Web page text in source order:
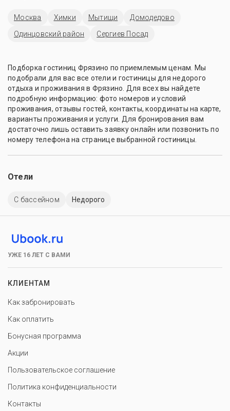
Москва Химки Мытищи
Домодедово
Одинцовский район
Сергиев Посад
Подборка гостиниц Фрязино по приемлемым ценам. Мы
подобрали для вас все отели и гостиницы для недорого
отдыха и проживания в Фрязино. Для всех вы найдете
подробную информацию: фото номеров и условий
проживания, отзывы гостей, контакты, координаты на карте,
варианты проживания и услуги. Для бронирования вам
достаточно лишь оставить заявку онлайн или позвонить по
номеру телефона на странице выбранной гостиницы.
Отели
C бассейном Недорого
УЖЕ 16 ЛЕТ С ВАМИ
КЛИЕНТАМ
Как забронировать
Как оплатить
Бонусная программа
Акции
Пользовательское соглашение
Политика конфиденциальности
Контакты